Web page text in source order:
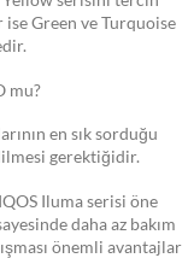
Green ve Turquoise
mu?
en sık sorduğu
gerektiğidir.
Iluma serisi öne
daha az bakım
önemli avantajlar